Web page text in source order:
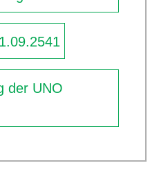
der UNO